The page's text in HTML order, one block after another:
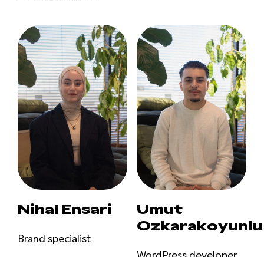
Nihal Ensari
Brand specialist
Umut
Ozkarakoyunlu